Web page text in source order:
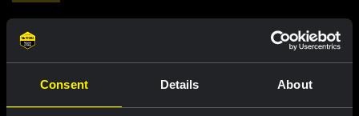
Consent Details About